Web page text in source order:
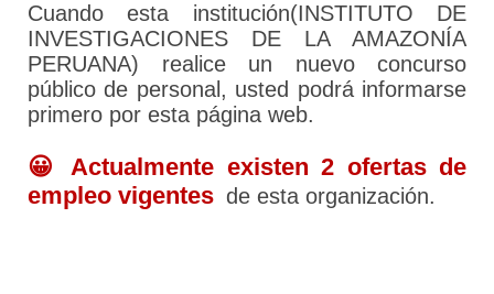
Cuando esta institución(INSTITUTO DE
INVESTIGACIONES DE LA AMAZONÍA
PERUANA) realice un nuevo concurso
público de personal, usted podrá informarse
primero por esta página web.
😀 Actualmente existen 2 ofertas de
empleo vigentes de esta organización.